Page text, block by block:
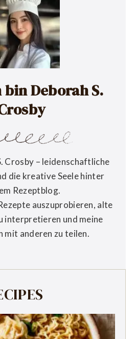
Deborah S.
Crosby – leidenschaftliche
die kreative Seele hinter
Rezeptblog.
auszuprobieren, alte
interpretieren und meine
mit anderen zu teilen.